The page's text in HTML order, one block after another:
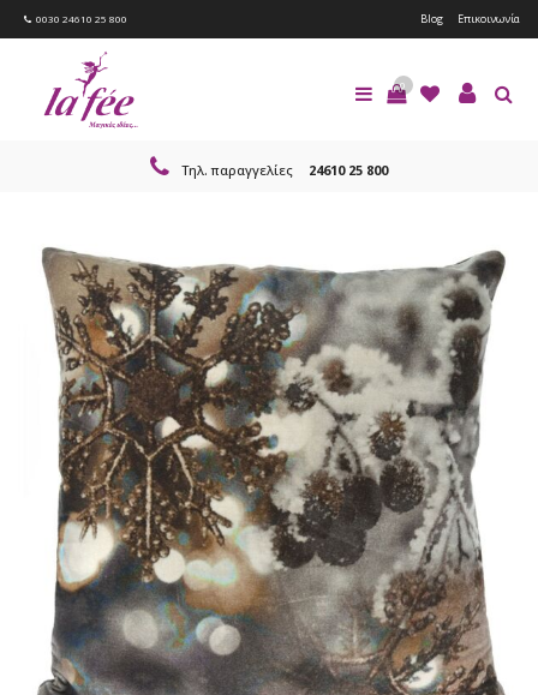
0030 24610 25 800 Blog Επικοινωνία
0
Τηλ. παραγγελίες 24610 25 800